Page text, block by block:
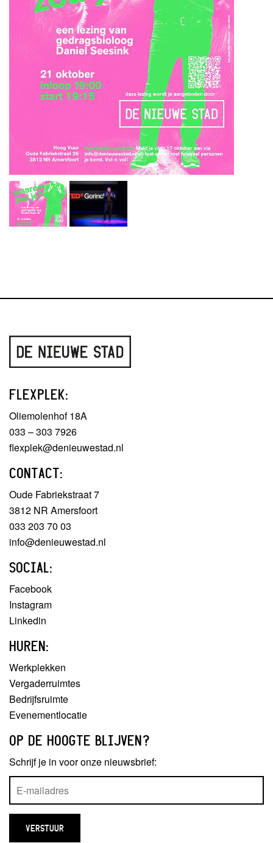
FLEXPLEK:
Oliemolenhof 18A
033 – 303 7926
flexplek@denieuwestad.nl
CONTACT:
Oude Fabriekstraat 7
3812 NR Amersfoort
033 203 70 03
info@denieuwestad.nl
SOCIAL:
Facebook
Instagram
Linkedin
HUREN:
Werkplekken
Vergaderruimtes
Bedrijfsruimte
Evenementlocatie
OP DE HOOGTE BLIJVEN?
Schrijf je in voor onze nieuwsbrief: